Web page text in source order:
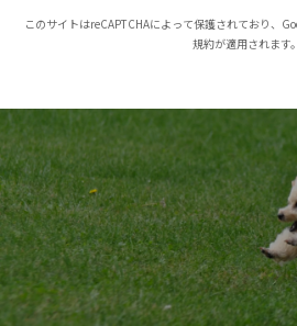
このサイトはreCAPTCHAによって保護されており、
規約が適用されます。